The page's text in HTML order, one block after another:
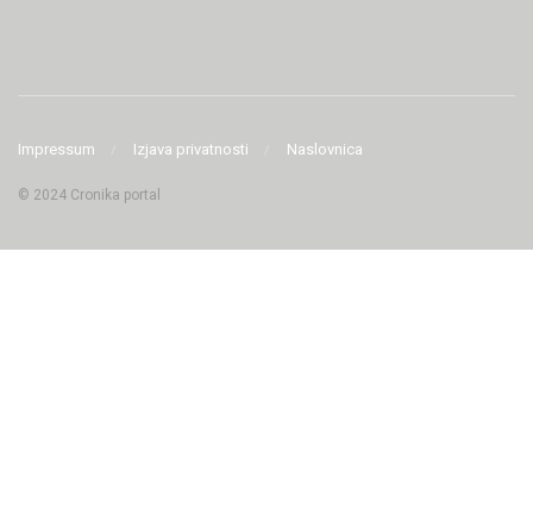
Impressum Izjava privatnosti Naslovnica
© 2024 Cronika portal